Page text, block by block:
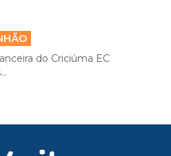
do Criciúma EC